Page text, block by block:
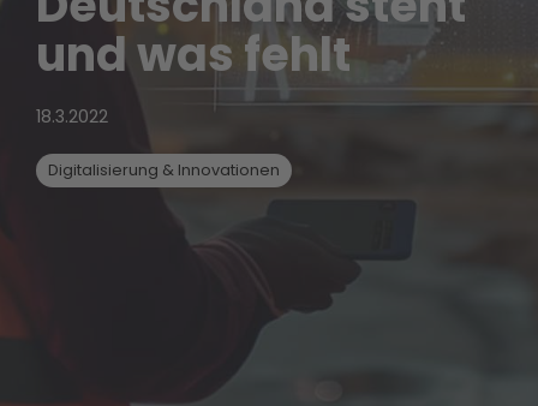
und was fehlt
18.3.2022
Digitalisierung & Innovationen